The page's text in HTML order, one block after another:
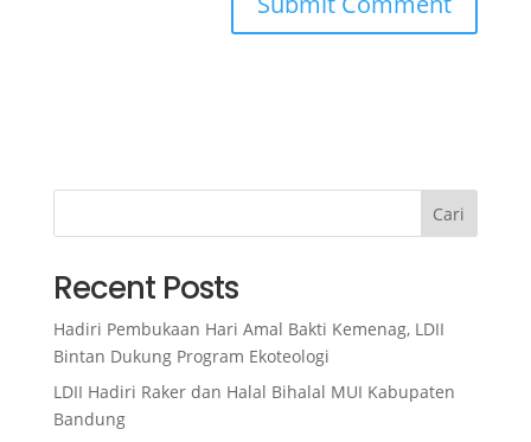
Cari
Recent Posts
Hadiri Pembukaan Hari Amal Bakti Kemenag, LDII
Bintan Dukung Program Ekoteologi
LDII Hadiri Raker dan Halal Bihalal MUI Kabupaten
Bandung